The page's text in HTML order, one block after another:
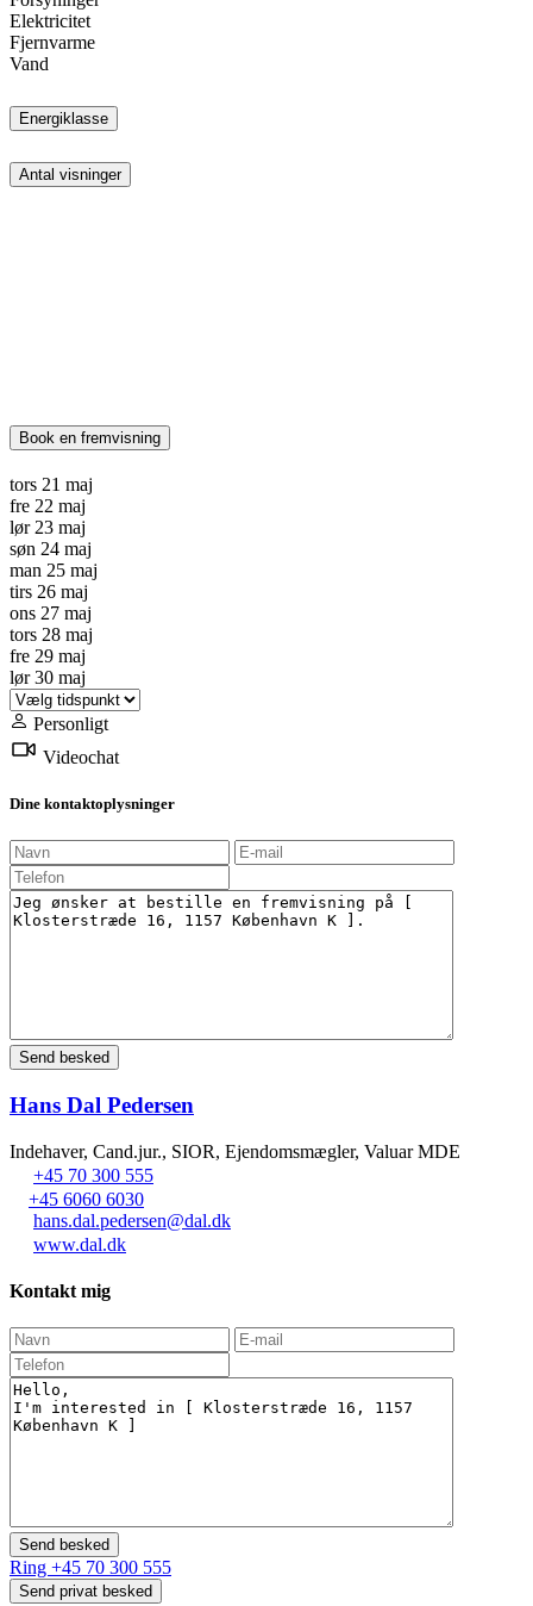
Elektricitet
Fjernvarme
Vand
Energiklasse
Antal visninger
Book en fremvisning
tors 21 maj
fre 22 maj
lør 23 maj
søn 24 maj
man 25 maj
tirs 26 maj
ons 27 maj
tors 28 maj
fre 29 maj
lør 30 maj
Personligt
Videochat
Dine kontaktoplysninger
Hans Dal Pedersen
Indehaver, Cand.jur., SIOR, Ejendomsmægler, Valuar MDE
+45 70 300 555
+45 6060 6030
hans.dal.pedersen@dal.dk
www.dal.dk
Kontakt mig
Ring +45 70 300 555